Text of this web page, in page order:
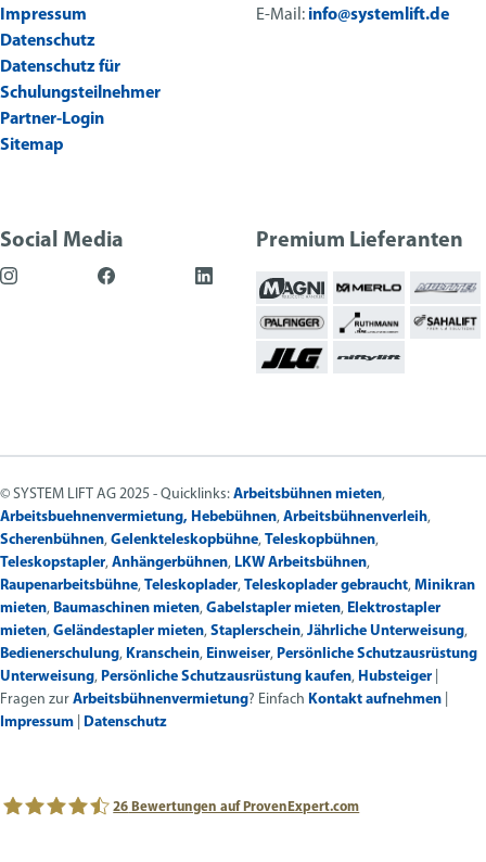
Impressum
Datenschutz
Datenschutz für
Schulungsteilnehmer
Partner-Login
Sitemap
E-Mail: info@systemlift.de
Social Media Premium Lieferanten
© SYSTEM LIFT AG 2025 - Quicklinks: Arbeitsbühnen mieten,
Arbeitsbuehnenvermietung, Hebebühnen, Arbeitsbühnenverleih,
Scherenbühnen, Gelenkteleskopbühne, Teleskopbühnen,
Teleskopstapler, Anhängerbühnen, LKW Arbeitsbühnen,
Raupenarbeitsbühne, Teleskoplader, Teleskoplader gebraucht, Minikran
mieten, Baumaschinen mieten, Gabelstapler mieten, Elektrostapler
mieten, Geländestapler mieten, Staplerschein, Jährliche Unterweisung,
Bedienerschulung, Kranschein, Einweiser, Persönliche Schutzausrüstung
Unterweisung, Persönliche Schutzausrüstung kaufen, Hubsteiger
Fragen zur Arbeitsbühnenvermietung? Einfach Kontakt aufnehmen
Impressum
Datenschutz
26 Bewertungen auf ProvenExpert.com